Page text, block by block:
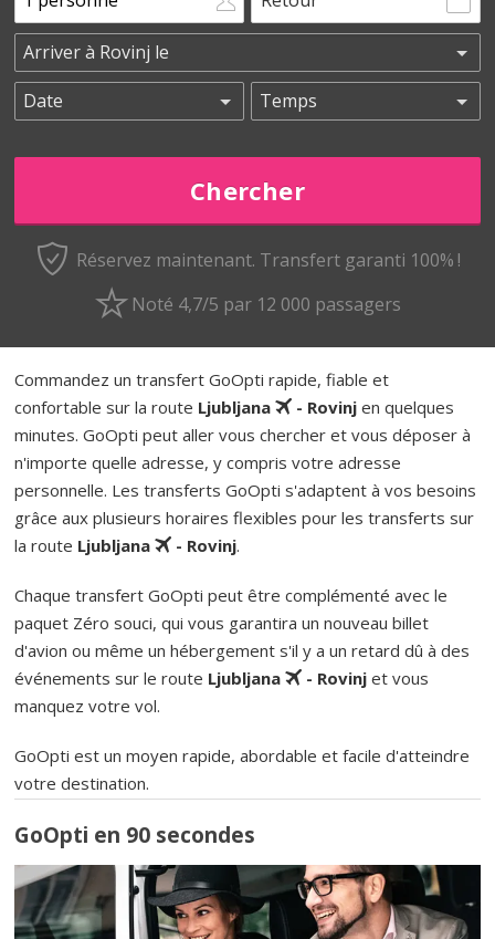
Réservez maintenant. Transfert garanti 100% !
Noté 4,7/5 par 12 000 passagers
Commandez un transfert GoOpti rapide, fiable et
confortable sur la route Ljubljana - Rovinj en quelques
minutes. GoOpti peut aller vous chercher et vous déposer à
n'importe quelle adresse, y compris votre adresse
personnelle. Les transferts GoOpti s'adaptent à vos besoins
grâce aux plusieurs horaires flexibles pour les transferts sur
la route Ljubljana - Rovinj.
Chaque transfert GoOpti peut être complémenté avec le
paquet Zéro souci, qui vous garantira un nouveau billet
d'avion ou même un hébergement s'il y a un retard dû à des
événements sur le route Ljubljana - Rovinj et vous
manquez votre vol.
GoOpti est un moyen rapide, abordable et facile d'atteindre
votre destination.
GoOpti en 90 secondes